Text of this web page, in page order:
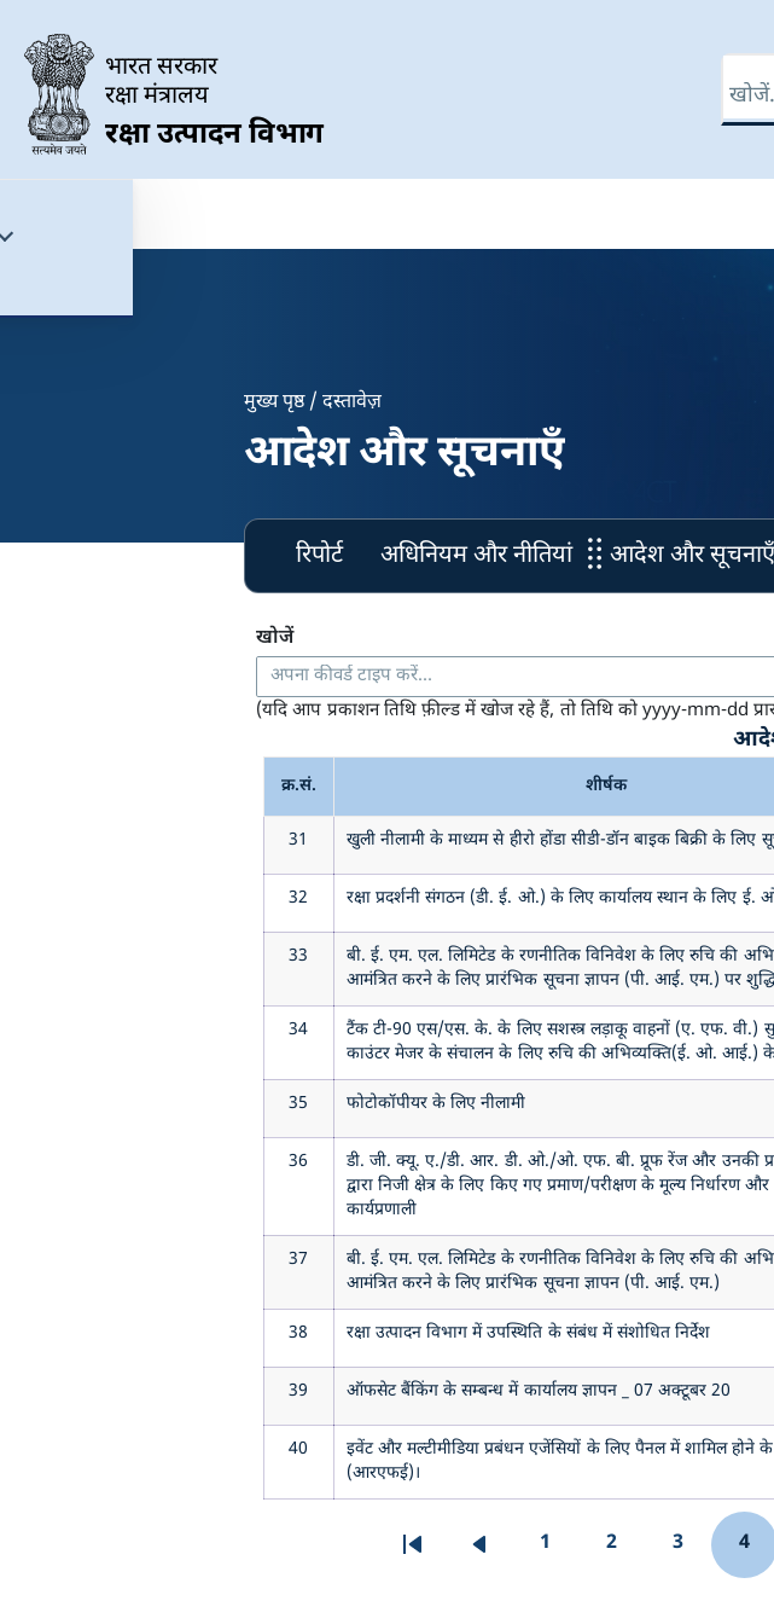
भारत सरकार
रक्षा मंत्रालय
रक्षा उत्पादन विभाग
Breadcrumb
मुख्य पृष्ठ दस्तावेज़
आदेश और सूचनाएँ
रिपोर्ट अधिनियम और नीतियां आदेश और
खोजें
(यदि आप प्रकाशन तिथि फ़ील्ड में खोज रहे हैं, तो तिथि को yyyy-mm-dd
क्र.सं. शीर्षक
31 खुली नीलामी के माध्यम से हीरो होंडा सीडी-डॉन बाइक बिक्री के लिए
32 रक्षा प्रदर्शनी संगठन (डी. ई. ओ.) के लिए कार्यालय स्थान के लिए
33
बी. ई. एम. एल. लिमिटेड के रणनीतिक विनिवेश के लिए रुचि की
आमंत्रित करने के लिए प्रारंभिक सूचना ज्ञापन (पी. आई. एम.) पर
34
टैंक टी-90 एस/एस. के. के लिए सशस्त्र लड़ाकू वाहनों (ए. एफ. वी.)
काउंटर मेजर के संचालन के लिए रुचि की अभिव्यक्ति(ई. ओ. आई.)
35 फोटोकॉपीयर के लिए नीलामी
36
डी. जी. क्यू. ए./डी. आर. डी. ओ./ओ. एफ. बी. प्रूफ रेंज और उनकी
द्वारा निजी क्षेत्र के लिए किए गए प्रमाण/परीक्षण के मूल्य निर्धारण
कार्यप्रणाली
37
बी. ई. एम. एल. लिमिटेड के रणनीतिक विनिवेश के लिए रुचि की
आमंत्रित करने के लिए प्रारंभिक सूचना ज्ञापन (पी. आई. एम.)
38 रक्षा उत्पादन विभाग में उपस्थिति के संबंध में संशोधित निर्देश
39 ऑफसेट बैंकिंग के सम्बन्ध में कार्यालय ज्ञापन _ 07 अक्टूबर 20
40
इवेंट और मल्टीमीडिया प्रबंधन एजेंसियों के लिए पैनल में शामिल होने
(आरएफई)।
First pagePrevious page
1 2 Page
3 4